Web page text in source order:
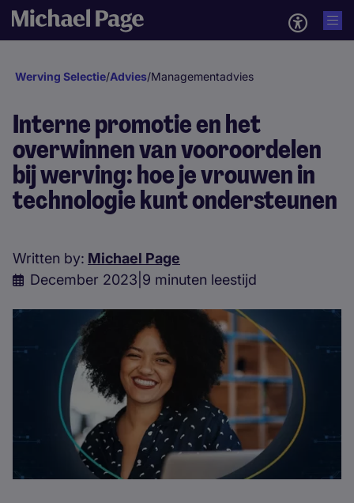
Werving Selectie/Advies/Managementadvies
Interne promotie en het
overwinnen van vooroordelen
bij werving: hoe je vrouwen in
technologie kunt ondersteunen
Written by: Michael Page
December 2023 9 minuten leestijd